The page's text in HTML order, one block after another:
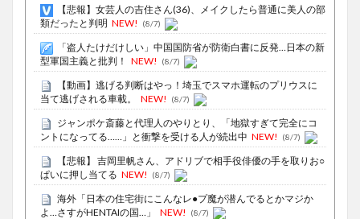
【悲報】女芸人の吉住さん(36)、メイクしたら普通に美人の部
類だったと判明 NEW! (8/7)
「盗人たけだけしい」中国国防省が防衛白書に反発…日本の新
型軍国主義と批判！
NEW! (8/7)
【動画】逃げる判断はやっ！埼玉でスマホ運転のプリウスに
当て逃げされる車載。
NEW! (8/7)
ジャンポケ斎藤と代理人のやりとり、「地獄すぎて完全にコ
ントになってる……」と衝撃を受ける人が続出中 NEW! (8/7)
【悲報】 吉岡里帆さん、アドリブで相手役俳優の手を取りお○
ぱいに押し当てる NEW! (8/7)
海外「日本の住宅街にこんなレ●プ魔が潜んでるとかマジか
よ…さすがHENTAIの国…」
NEW! (8/7)